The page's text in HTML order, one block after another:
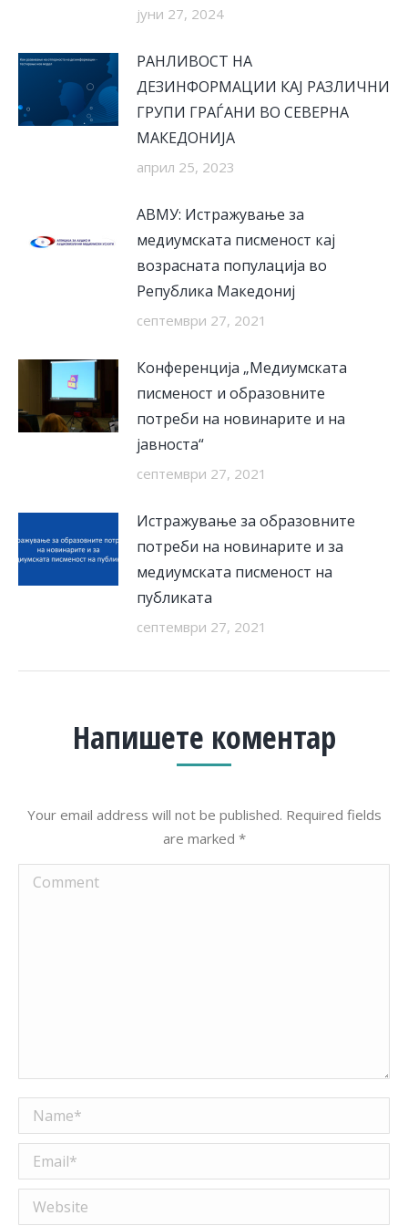
јуни 27, 2024
РАНЛИВОСТ НА
ДЕЗИНФОРМАЦИИ КАЈ РАЗЛИЧНИ
ГРУПИ ГРАЃАНИ ВО СЕВЕРНА
МАКЕДОНИЈА
април 25, 2023
АВМУ: Истражување за
медиумската писменост кај
возрасната популација во
Република Македониј
септември 27, 2021
Конференција „Медиумската
писменост и образовните
потреби на новинарите и на
јавноста“
септември 27, 2021
Истражување за образовните
потреби на новинарите и за
медиумската писменост на
публиката
септември 27, 2021
Напишете коментар
Your email address will not be published. Required fields
are marked *
Comment
Name *
Email *
Website